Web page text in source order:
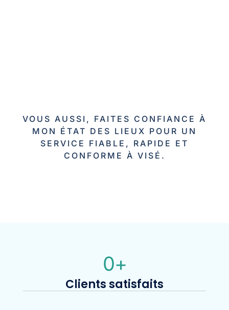
VOUS AUSSI, FAITES CONFIANCE À
MON ÉTAT DES LIEUX POUR UN
SERVICE FIABLE, RAPIDE ET
CONFORME À VISÉ.
Clients satisfaits
0+